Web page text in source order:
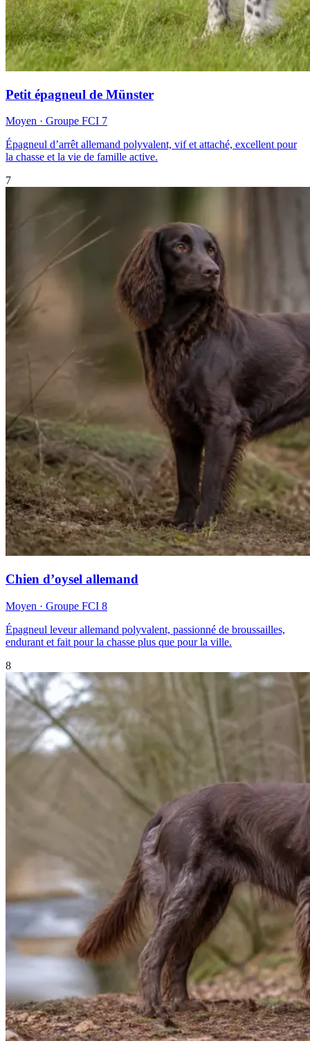
Petit épagneul de Münster
Moyen · Groupe FCI 7
Épagneul d’arrêt allemand polyvalent, vif et attaché, excellent pour
la chasse et la vie de famille active.
7
Chien d’oysel allemand
Moyen · Groupe FCI 8
Épagneul leveur allemand polyvalent, passionné de broussailles,
endurant et fait pour la chasse plus que pour la ville.
8